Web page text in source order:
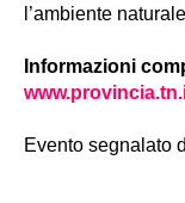
l’ambiente
Informazioni
Evento segnalato